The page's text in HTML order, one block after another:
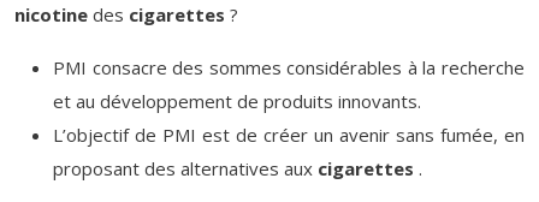
nicotine des cigarettes ?
PMI consacre des sommes considérables à la recherche
et au développement de produits innovants.
L’objectif de PMI est de créer un avenir sans fumée, en
proposant des alternatives aux cigarettes .